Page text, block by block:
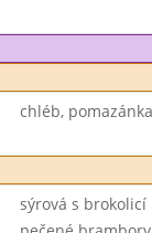
chléb,
sýrová s brokolicí